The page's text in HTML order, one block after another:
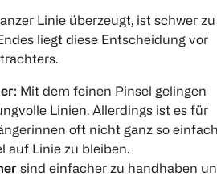
Linie überzeugt, ist schwer zu
liegt diese Entscheidung vor
: Mit dem feinen Pinsel gelingen
Linien. Allerdings ist es für
oft nicht ganz so
auf Linie zu bleiben.
sind einfacher zu handhaben